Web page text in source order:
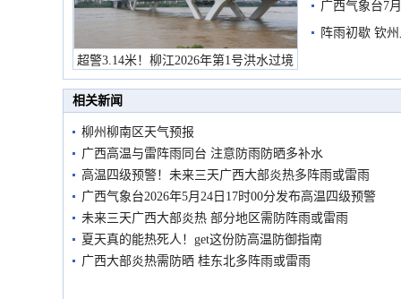
超警3.14米！柳江2026年第1号洪水过境
市民在堤岸见证汛况
预警
广西气象台7
阵雨初歇 钦
相关新闻
柳州柳南区天气预报
广西高温与雷阵雨同台 注意防雨防晒多补水
高温四级预警！未来三天广西大部炎热多阵雨或雷雨
广西气象台2026年5月24日17时00分发布高温四级预警
未来三天广西大部炎热 部分地区需防阵雨或雷雨
夏天真的能热死人！get这份防高温防御指南
广西大部炎热需防晒 桂东北多阵雨或雷雨